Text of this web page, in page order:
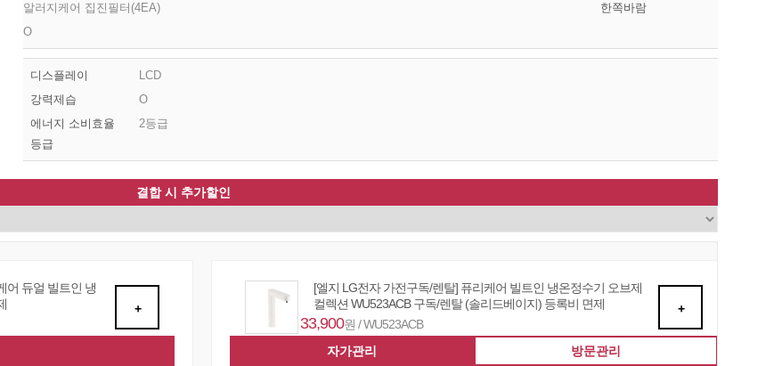
알러지케어 집진필터(4EA)
한쪽바람
O
디스플레이
LCD
강력제습
O
에너지 소비효율
등급
2등급
결합 시 추가할인
어 듀얼 빌트인 냉
+
[엘지 LG전자 가전구독/렌탈] 퓨리케어 빌트인 냉온정수기 오브제
컬렉션 WU523ACB 구독/렌탈 (솔리드베이지) 등록비 면제
+
33,900원 / WU523ACB
자가관리
방문관리